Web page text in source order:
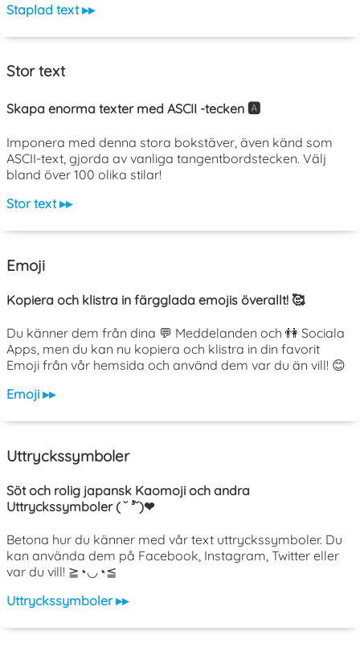
Staplad text ▸▸
Stor text
Skapa enorma texter med ASCII -tecken 🅰️
Imponera med denna stora bokstäver, även känd som
ASCII-text, gjorda av vanliga tangentbordstecken. Välj
bland över 100 olika stilar!
Stor text ▸▸
Emoji
Kopiera och klistra in färgglada emojis överallt! 🥰
Du känner dem från dina 💬 Meddelanden och 👫 Sociala
Apps, men du kan nu kopiera och klistra in din favorit
Emoji från vår hemsida och använd dem var du än vill! 😊
Emoji ▸▸
Uttryckssymboler
Söt och rolig japansk Kaomoji och andra
Uttryckssymboler ( ˘ ³˘)❤
Betona hur du känner med vår text uttryckssymboler. Du
kan använda dem på Facebook, Instagram, Twitter eller
var du vill! ≧◔◡◔≦
Uttryckssymboler ▸▸